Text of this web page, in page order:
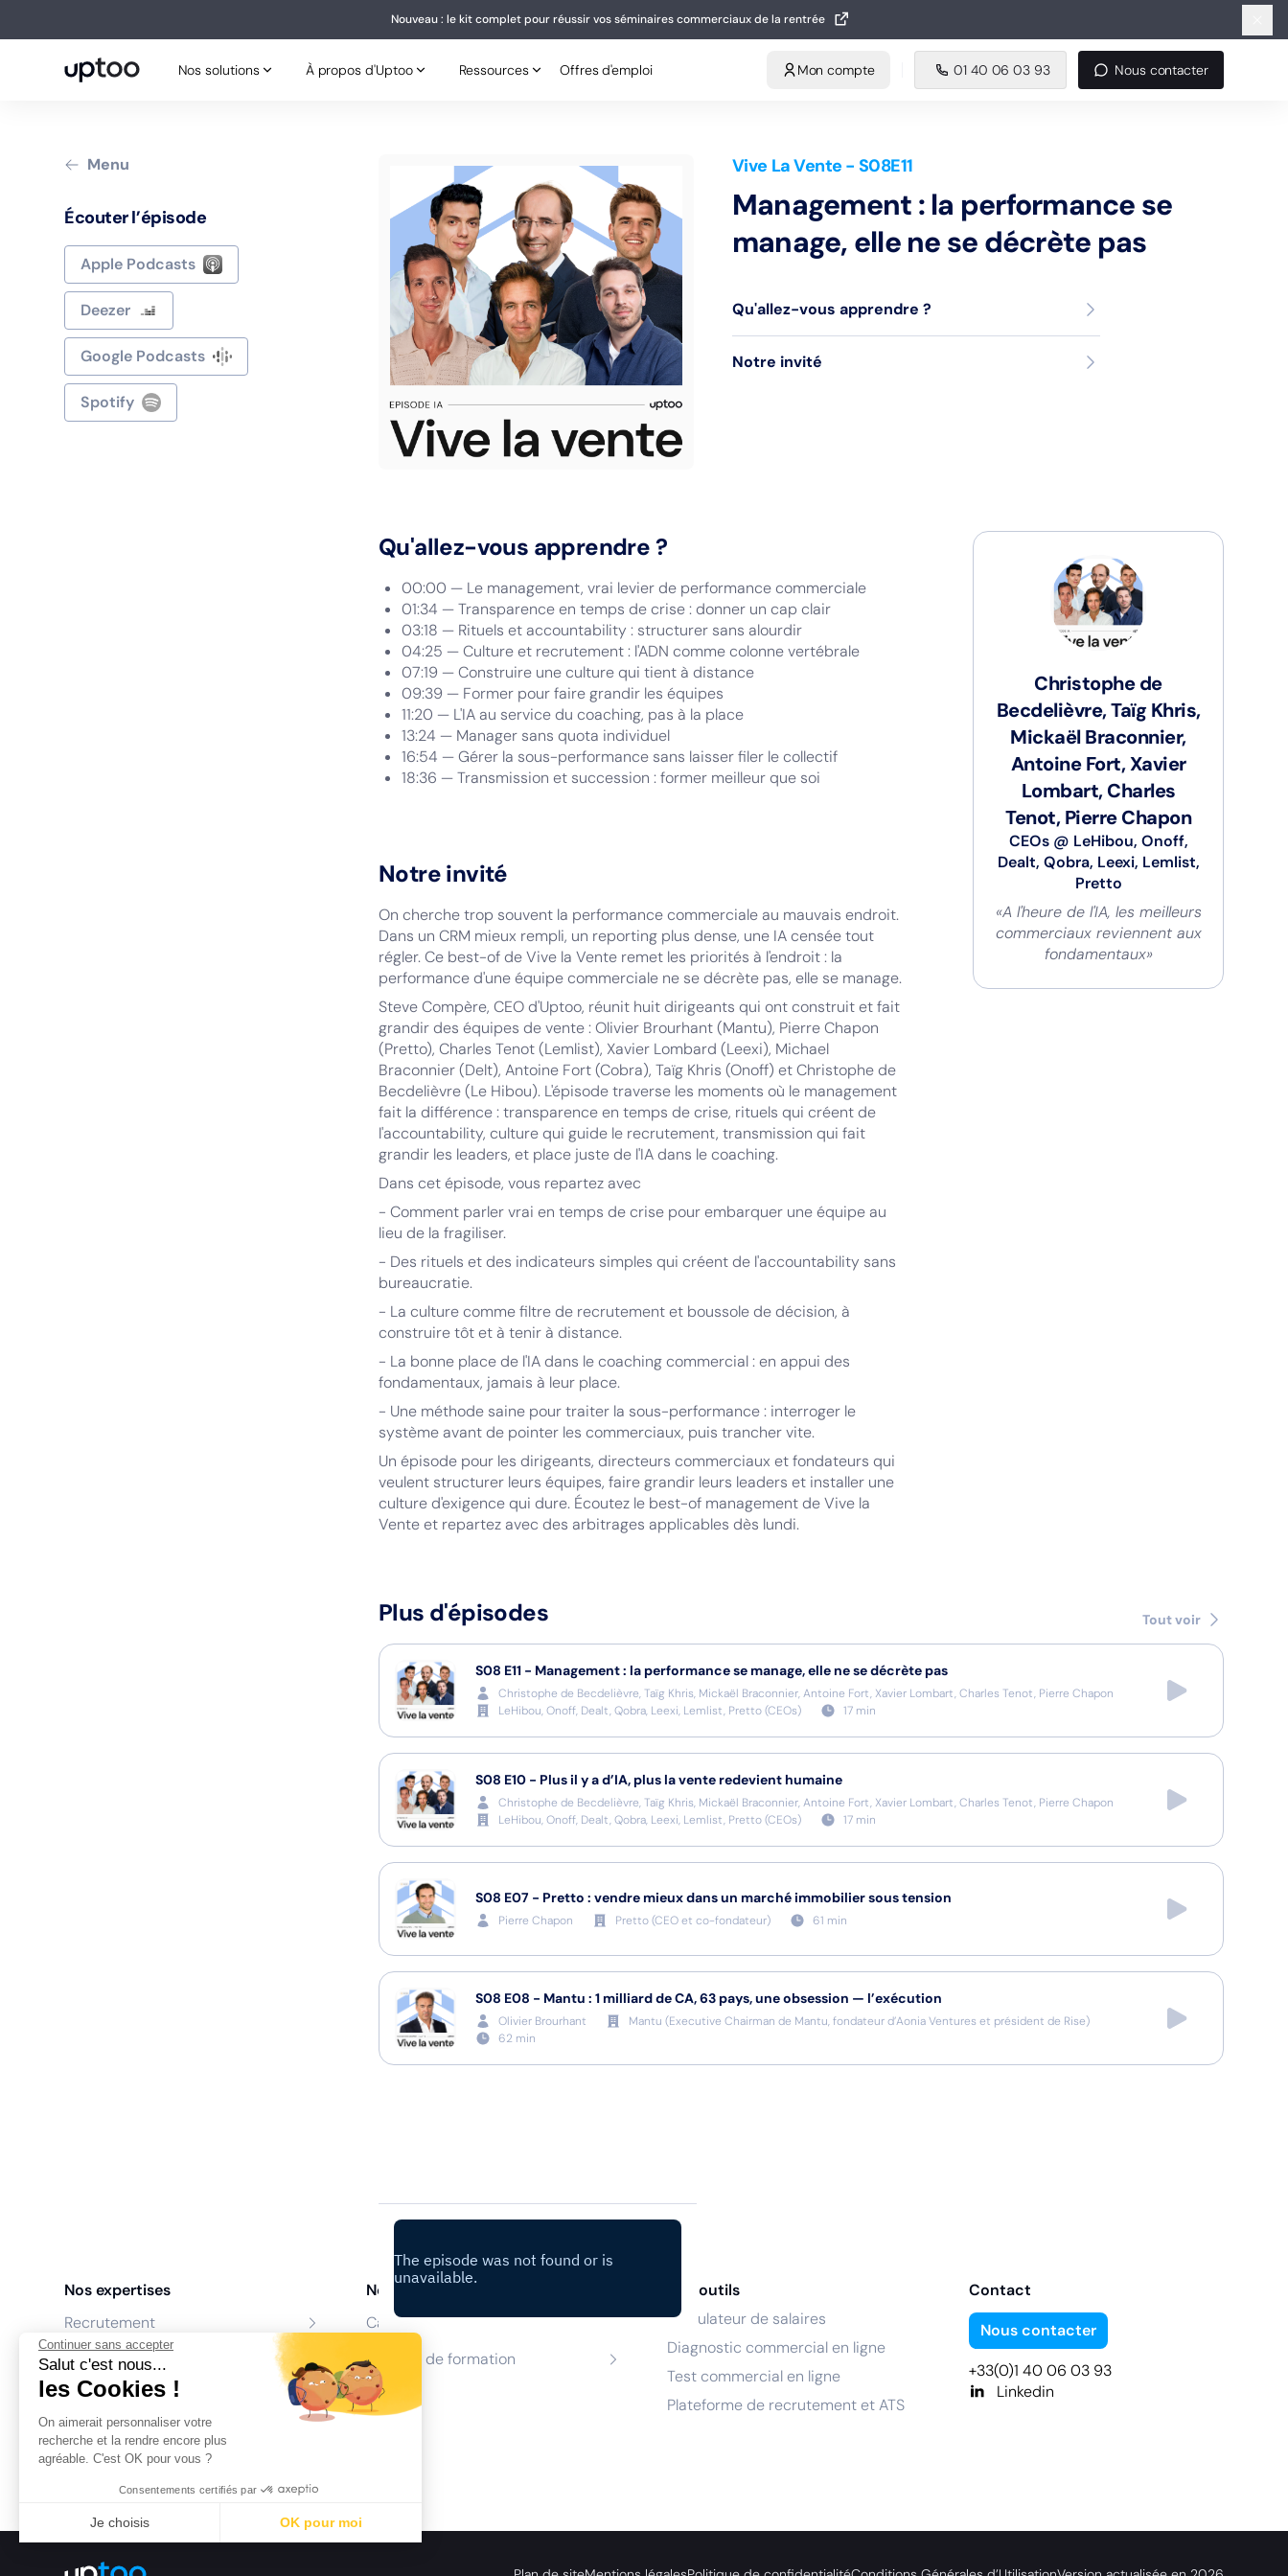
Continuer sans accepter
Salut c'est nous...
les Cookies !
On aimerait personnaliser votre
recherche et la rendre encore plus
agréable. C'est OK pour vous ?
Consentements certifiés par
Je choisis OK pour moi
Nouveau : le kit complet pour réussir vos séminaires commerciaux de la rentrée
Nos solutions À propos d'Uptoo Ressources Offres d'emploi Mon compte 01 40 06 03 93 Nous contacter
Nouveau : le kit complet pour réussir vos séminaires commerciaux de la rentrée
Nos solutions À propos d'Uptoo Ressources Offres d'emploi Mon compte 01 40 06 03 93 Nous contacter
Menu
Écouter l’épisode
Apple Podcasts
Deezer
Google Podcasts
Spotify
Vive La Vente - S08E11
Management : la performance se
manage, elle ne se décrète pas
Qu'allez-vous apprendre ?
Notre invité
Qu'allez-vous apprendre ?
00:00 — Le management, vrai levier de performance commerciale
01:34 — Transparence en temps de crise : donner un cap clair
03:18 — Rituels et accountability : structurer sans alourdir
04:25 — Culture et recrutement : l'ADN comme colonne vertébrale
07:19 — Construire une culture qui tient à distance
09:39 — Former pour faire grandir les équipes
11:20 — L'IA au service du coaching, pas à la place
13:24 — Manager sans quota individuel
16:54 — Gérer la sous-performance sans laisser filer le collectif
18:36 — Transmission et succession : former meilleur que soi
Notre invité
On cherche trop souvent la performance commerciale au mauvais endroit.
Dans un CRM mieux rempli, un reporting plus dense, une IA censée tout
régler. Ce best-of de Vive la Vente remet les priorités à l'endroit : la
performance d'une équipe commerciale ne se décrète pas, elle se manage.
Steve Compère, CEO d'Uptoo, réunit huit dirigeants qui ont construit et fait
grandir des équipes de vente : Olivier Brourhant (Mantu), Pierre Chapon
(Pretto), Charles Tenot (Lemlist), Xavier Lombard (Leexi), Michael
Braconnier (Delt), Antoine Fort (Cobra), Taïg Khris (Onoff) et Christophe de
Becdelièvre (Le Hibou). L'épisode traverse les moments où le management
fait la différence : transparence en temps de crise, rituels qui créent de
l'accountability, culture qui guide le recrutement, transmission qui fait
grandir les leaders, et place juste de l'IA dans le coaching.
Dans cet épisode, vous repartez avec
- Comment parler vrai en temps de crise pour embarquer une équipe au
lieu de la fragiliser.
- Des rituels et des indicateurs simples qui créent de l'accountability sans
bureaucratie.
- La culture comme filtre de recrutement et boussole de décision, à
construire tôt et à tenir à distance.
- La bonne place de l'IA dans le coaching commercial : en appui des
fondamentaux, jamais à leur place.
- Une méthode saine pour traiter la sous-performance : interroger le
système avant de pointer les commerciaux, puis trancher vite.
Un épisode pour les dirigeants, directeurs commerciaux et fondateurs qui
veulent structurer leurs équipes, faire grandir leurs leaders et installer une
culture d'exigence qui dure. Écoutez le best-of management de Vive la
Vente et repartez avec des arbitrages applicables dès lundi.
Christophe de
Becdelièvre, Taïg Khris,
Mickaël Braconnier,
Antoine Fort, Xavier
Lombart, Charles
Tenot, Pierre Chapon
CEOs@ LeHibou, Onoff,
Dealt, Qobra, Leexi, Lemlist,
Pretto
«A l'heure de l'IA, les meilleurs
commerciaux reviennent aux
fondamentaux»
Plus d'épisodes Tout voir
S08 E11 - Management : la performance se manage, elle ne se décrète pas
Christophe de Becdelièvre, Taïg Khris, Mickaël Braconnier, Antoine Fort, Xavier Lombart, Charles Tenot, Pierre Chapon
LeHibou, Onoff, Dealt, Qobra, Leexi, Lemlist, Pretto(CEOs) 17 min
S08 E10 - Plus il y a d’IA, plus la vente redevient humaine
Christophe de Becdelièvre, Taïg Khris, Mickaël Braconnier, Antoine Fort, Xavier Lombart, Charles Tenot, Pierre Chapon
LeHibou, Onoff, Dealt, Qobra, Leexi, Lemlist, Pretto(CEOs) 17 min
S08 E07 - Pretto : vendre mieux dans un marché immobilier sous tension
Pierre Chapon Pretto(CEO et co-fondateur) 61 min
S08 E08 - Mantu : 1 milliard de CA, 63 pays, une obsession — l’exécution
Olivier Brourhant Mantu (Executive Chairman de Mantu, fondateur d’Aonia Ventures et président de Rise)
62 min
Nos expertises
Recrutement
Formation
Coaching
Conseil
Nos agences
Cabinet de recrutement
Centres de formation
Nos outils
Calculateur de salaires
Diagnostic commercial en ligne
Test commercial en ligne
Plateforme de recrutement et ATS
Contact
Nous contacter
+33(0)1 40 06 03 93
Linkedin